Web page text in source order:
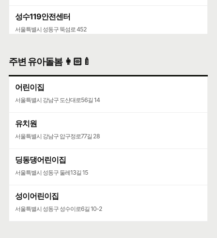
성수119안전센터
서울특별시 성동구 뚝섬로 452
주변 유아돌봄 👩🏻‍🍼
어린이집
서울특별시 강남구 도산대로56길 14
유치원
서울특별시 강남구 압구정로77길 28
딩동댕어린이집
서울특별시 성동구 둘레13길 15
성이어린이집
서울특별시 성동구 성수이로6길 10-2